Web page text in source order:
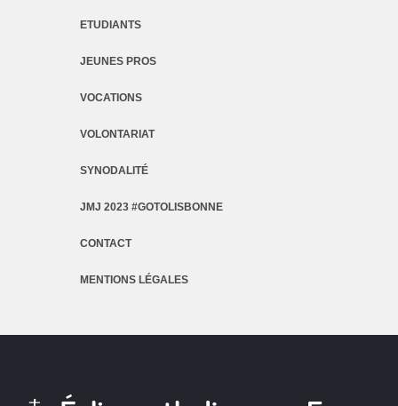
ETUDIANTS
JEUNES PROS
VOCATIONS
VOLONTARIAT
SYNODALITÉ
JMJ 2023 #GOTOLISBONNE
CONTACT
MENTIONS LÉGALES